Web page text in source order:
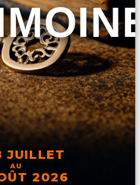
JUILLET
AU
2026